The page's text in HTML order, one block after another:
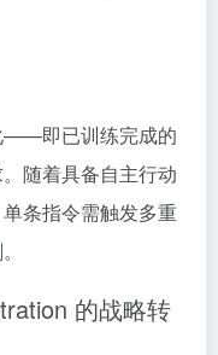
——即已训练完成的
随着具备自主行动
条指令需触发多重
的战略转